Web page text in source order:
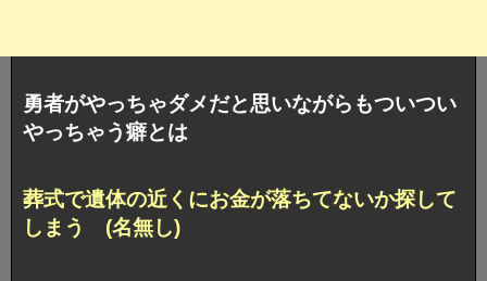
勇者がやっちゃダメだと思いながらもついつい
やっちゃう癖とは
葬式で遺体の近くにお金が落ちてないか探して
しまう (名無し)